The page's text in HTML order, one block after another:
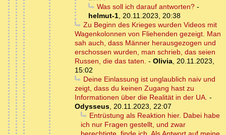
Was soll ich darauf antworten?-
helmut-1, 20.11.2023, 20:38
Zu Beginn des Krieges wurden Videos mit
Wagenkolonnen von Fliehenden gezeigt. Man
sah auch, dass Männer herausgezogen und
erschossen wurden, man schrieb, das seien
Russen, die das taten. - Olivia, 20.11.2023,
15:02
Deine Einlassung ist unglaublich naiv und
zeigt, dass du keinen Zugang hast zu
Informationen über die Realität in der UA. -
Odysseus, 20.11.2023, 22:07
Entrüstung als Reaktion hier. Dabei habe
ich nur Fragen gestellt, und zwar